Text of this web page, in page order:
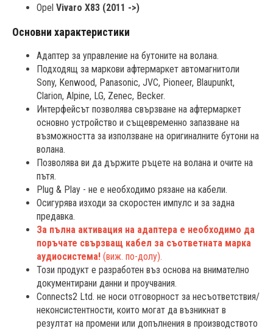
Opel Vivaro X83 (2011 ->)
Основни характеристики
Адаптер за управление на бутоните на волана.
Подходящ за маркови афтермаркет автомагнитоли
Sony, Kenwood, Panasonic, JVC, Pioneer, Blaupunkt,
Clarion, Alpine, LG, Zenec, Becker.
Интерфейсът позволява свързване на афтермаркет
основно устройство и същевременно запазване на
възможността за използване на оригиналните бутони на
волана.
Позволява ви да държите ръцете на волана и очите на
пътя.
Plug & Play - не е необходимо рязане на кабели.
Осигурява изходи за скоростен импулс и за задна
предавка.
За пълна активация на адаптера е необходимо да
поръчате свързващ кабел за съответната марка
аудиосистема! (виж. по-долу).
Този продукт е разработен въз основа на внимателно
документирани данни и проучвания.
Connects2 Ltd. не носи отговорност за несъответствия/
неконсистентности, които могат да възникнат в
резултат на промени или допълнения в производството